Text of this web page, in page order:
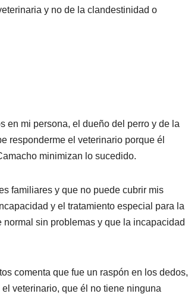
y no de la clandestinidad o
en mi persona, el dueño del perro y de la
responderme el veterinario porque él
minimizan lo sucedido.
familiares y que no puede cubrir mis
y el tratamiento especial para la
sin problemas y que la incapacidad
comenta que fue un raspón en los dedos,
veterinario, que él no tiene ninguna